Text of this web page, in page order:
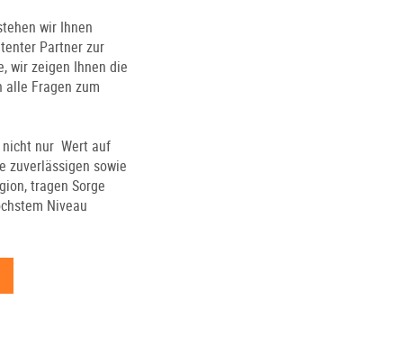
wir Ihnen
Partner zur
wir zeigen Ihnen die
Fragen zum
nicht nur Wert auf
zuverlässigen sowie
tragen Sorge
Niveau